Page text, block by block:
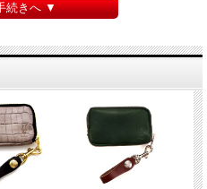
続きへ ▼